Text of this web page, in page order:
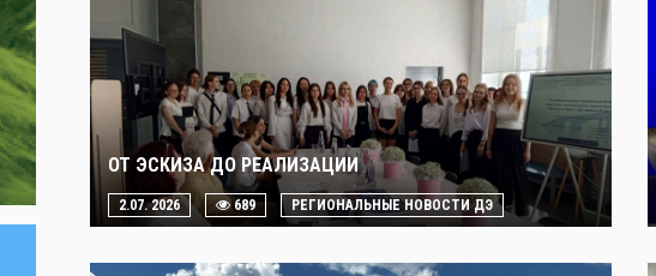
ОТ ЭСКИЗА ДО РЕАЛИЗАЦИИ
2.07. 2026 689 РЕГИОНАЛЬНЫЕ НОВОСТИ ДЭ